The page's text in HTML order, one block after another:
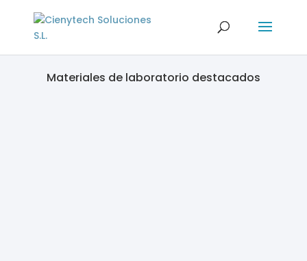
Materiales de laboratorio destacados